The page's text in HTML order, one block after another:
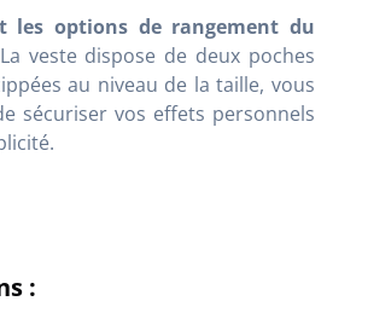
les options de rangement du
La veste dispose de deux poches
au niveau de la taille, vous
sécuriser vos effets personnels
: